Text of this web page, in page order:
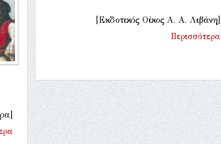
[Εκδοτικός Οίκος Α. Α. Λιβάνη]
Περισσότερα